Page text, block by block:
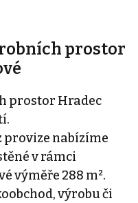
prostor
prostor Hradec
provize nabízíme
v rámci
výměře 288 m².
výrobu či